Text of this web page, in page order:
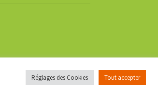
Réglages des Cookies Tout accepter